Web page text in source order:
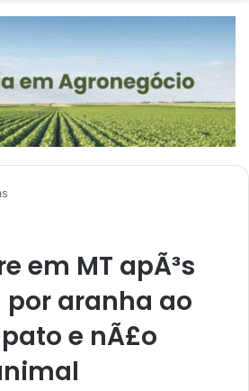
em MT apÃ³s
aranha ao
e nÃ£o